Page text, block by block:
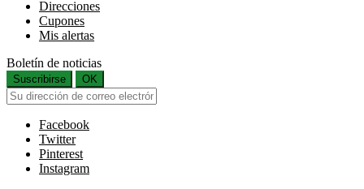
Direcciones
Cupones
Mis alertas
Boletín de noticias
Suscribirse OK
Facebook
Twitter
Pinterest
Instagram